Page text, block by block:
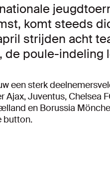
komt steeds
strijden acht
poule-indeling
een sterk
Juventus, Chelsea
en Borussia
button.